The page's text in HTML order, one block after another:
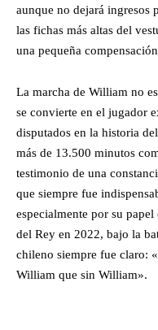
aunque no dejará ingresos
las fichas más altas del
una pequeña
La marcha de William no
se convierte en el jugador
disputados en la historia
más de 13.500 minutos
testimonio de una
que siempre fue
especialmente por su
del Rey en 2022, bajo la
chileno siempre fue claro:
William que sin William».